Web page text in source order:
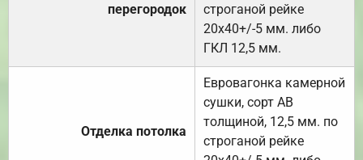
перегородок
строганой рейке
20х40+/-5 мм. либо
ГКЛ 12,5 мм.
Отделка потолка
Евровагонка камерной
сушки, сорт АВ
толщиной, 12,5 мм. по
строганой рейке